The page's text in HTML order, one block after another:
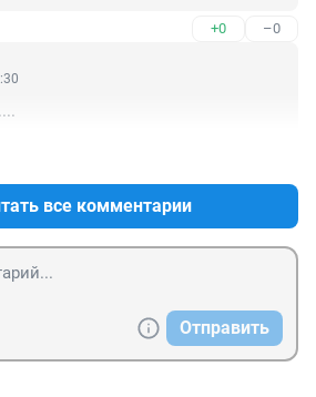
+0 –0
все комментарии
Отправить